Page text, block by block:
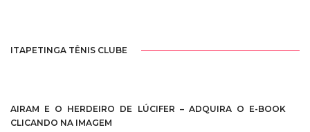
ITAPETINGA TÊNIS CLUBE
AIRAM E O HERDEIRO DE LÚCIFER – ADQUIRA O E-BOOK
CLICANDO NA IMAGEM